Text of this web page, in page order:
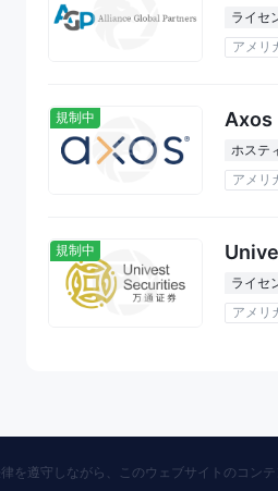
ライセ
アメリ
規制中 Axos
ホステ
アメリ
規制中
ライセ
アメリ
を遵守しながら、このウェブサイトのコンテ